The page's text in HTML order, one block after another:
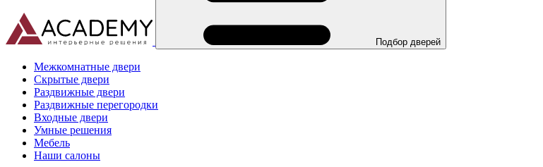
Подбор дверей
Межкомнатные двери
Скрытые двери
Раздвижные двери
Раздвижные перегородки
Входные двери
Умные решения
Мебель
Наши салоны